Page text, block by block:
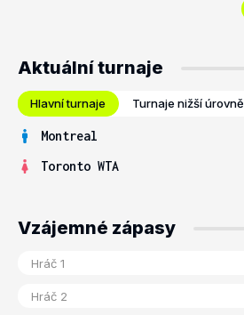
Aktuální turnaje
Hlavní turnaje Turnaje nižší úrovně
Montreal
Toronto WTA
Vzájemné zápasy